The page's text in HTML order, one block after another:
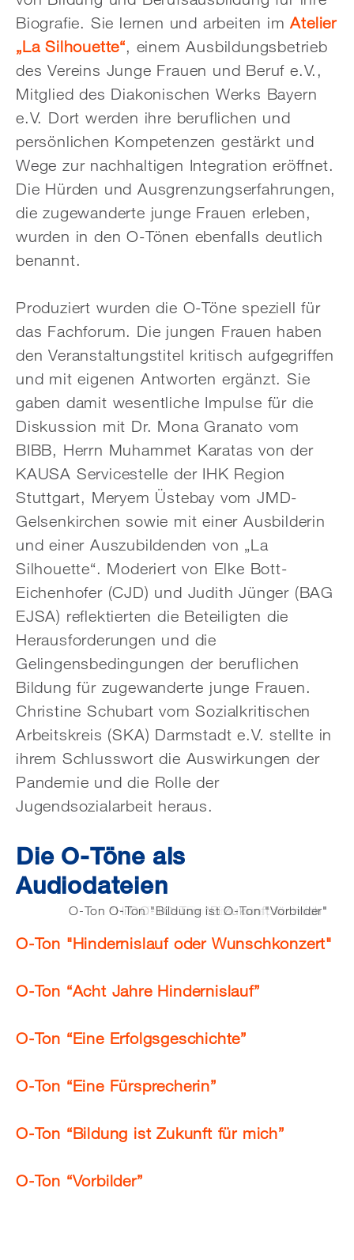
Biografie. Sie lernen und arbeiten imAtelier
„La Silhouette“, einem Ausbildungsbetrieb
des Vereins Junge Frauen und Beruf e.V.,
Mitglied des Diakonischen Werks Bayern
e.V. Dort werden ihre beruflichen und
persönlichen Kompetenzen gestärkt und
Wege zur nachhaltigen Integration eröffnet.
Die Hürden und Ausgrenzungserfahrungen,
die zugewanderte junge Frauen erleben,
wurden in den O-Tönen ebenfalls deutlich
benannt.
Produziert wurden die O-Töne speziell für
das Fachforum. Die jungen Frauen haben
den Veranstaltungstitel kritisch aufgegriffen
und mit eigenen Antworten ergänzt. Sie
gaben damit wesentliche Impulse für die
Diskussion mit Dr. Mona Granato vom
BIBB, Herrn Muhammet Karatas von der
KAUSA Servicestelle der IHK Region
Stuttgart, Meryem Üstebay vom JMD-
Gelsenkirchen sowie mit einer Ausbilderin
und einer Auszubildenden von „La
Silhouette“. Moderiert von Elke Bott-
Eichenhofer (CJD) und Judith Jünger (BAG
EJSA) reflektierten die Beteiligten die
Herausforderungen und die
Gelingensbedingungen der beruflichen
Bildung für zugewanderte junge Frauen.
Christine Schubart vom Sozialkritischen
Arbeitskreis (SKA) Darmstadt e.V. stellte in
ihrem Schlusswort die Auswirkungen der
Pandemie und die Rolle der
Jugendsozialarbeit heraus.
Die O-Töne als
Audiodateien
O-Ton "Hindernislauf oder Wunschkonzert"
O-Ton "Acht Jahre Hindernislauf"
O-Ton "Eine Erfolgsgeschichte"
O-Ton "Eine Fürsprecherin"
O-Ton "Bildung ist Zukunft für mich"
O-Ton "Vorbilder"
O-Ton "Hindernislauf oder Wunschkonzert"
O-Ton “Acht Jahre Hindernislauf”
O-Ton “Eine Erfolgsgeschichte”
O-Ton “Eine Fürsprecherin”
O-Ton “Bildung ist Zukunft für mich”
O-Ton “Vorbilder”